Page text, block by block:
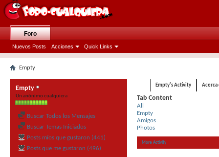
Foro
Nuevos Posts Acciones Quick Links
Empty
Empty
Un anónimo cualquiera
Buscar Todos los Mensajes
Buscar Temas Iniciados
Posts míos que gustaron (441)
Posts que me gustaron (496)
Empty's Activity Acerca
Tab Content
All
Empty
Amigos
Photos
More Activity